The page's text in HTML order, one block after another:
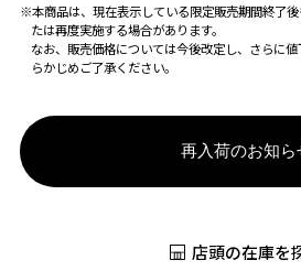
※本商品は、現在表示している限定販売期間終了
たは再度実施する場合があります。
なお、販売価格については今後改定し、さらに
らかじめご了承ください。
再入荷のお知ら
店頭の在庫を